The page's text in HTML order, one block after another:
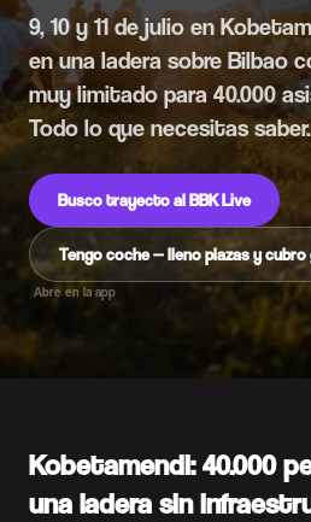
9, 10 y 11 de julio en
en una ladera sobre Bilbao
muy limitado para 40.000
Todo lo que necesitas saber.
Busco trayecto al BBK Live
Tengo coche — lleno plazas y
Abre en la app
Kobetamendi: 40.000
una ladera sin